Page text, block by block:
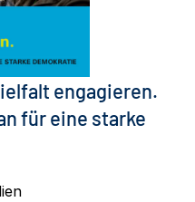
engagieren.
für eine starke